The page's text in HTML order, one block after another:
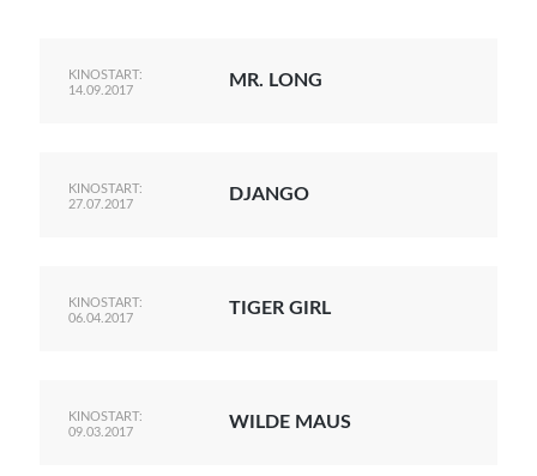
KINOSTART:
14.09.2017
MR. LONG
KINOSTART:
27.07.2017
DJANGO
KINOSTART:
06.04.2017
TIGER GIRL
KINOSTART:
09.03.2017
WILDE MAUS